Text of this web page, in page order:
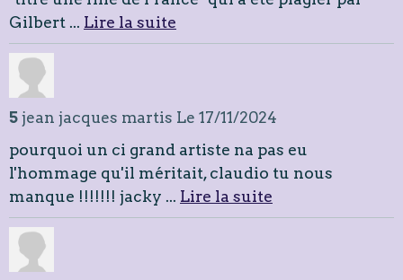
Gilbert ... Lire la suite
5 jean jacques martis Le 17/11/2024
pourquoi un ci grand artiste na pas eu
l'hommage qu'il méritait, claudio tu nous
manque !!!!!!! jacky ... Lire la suite